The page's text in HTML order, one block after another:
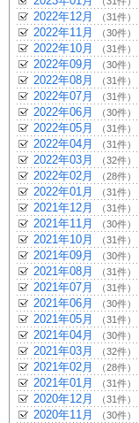
2022年12月 （31件）
2022年11月 （30件）
2022年10月 （31件）
2022年09月 （30件）
2022年08月 （31件）
2022年07月 （31件）
2022年06月 （30件）
2022年05月 （31件）
2022年04月 （31件）
2022年03月 （32件）
2022年02月 （28件）
2022年01月 （31件）
2021年12月 （31件）
2021年11月 （30件）
2021年10月 （31件）
2021年09月 （30件）
2021年08月 （31件）
2021年07月 （31件）
2021年06月 （30件）
2021年05月 （31件）
2021年04月 （30件）
2021年03月 （32件）
2021年02月 （28件）
2021年01月 （31件）
2020年12月 （31件）
2020年11月 （30件）